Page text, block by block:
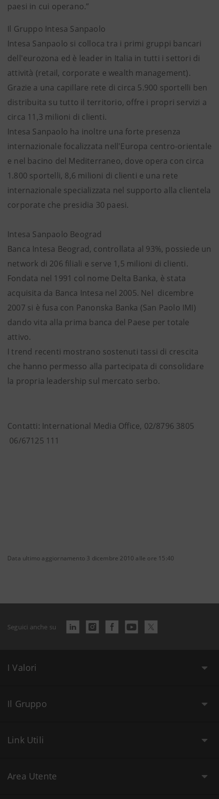
paesi in cui operano.”
Il Gruppo Intesa Sanpaolo
Intesa Sanpaolo si colloca tra i primi gruppi bancari
dell'eurozona ed è leader in Italia in tutti i settori di
attività (retail, corporate e wealth management).
Grazie a una capillare rete di circa 5.900 sportelli ben
distribuita su tutto il territorio, offre i propri servizi a
circa 11,3 milioni di clienti.
Intesa Sanpaolo ha inoltre una forte presenza
internazionale focalizzata nell'Europa centro-orientale
e nel bacino del Mediterraneo, dove opera con circa
1.800 sportelli, 8,6 milioni di clienti e una rete
internazionale specializzata nel supporto alla clientela
corporate che presidia 30 paesi.
Intesa Sanpaolo Beograd
Banca Intesa Beograd, controllata al 93%, possiede un
network di 206 filiali e serve 1,5 milioni di clienti.
Fondata nel 1991 col nome Delta Banka, è stata
acquisita da Banca Intesa nel 2005. Nel dicembre
2007 si è fusa con Panonska Banka (San Paolo IMI)
dando vita alla prima banca del Paese per totale
attivo.
I trend recenti mostrano sostenuti tassi di crescita
che hanno permesso alla partecipata di consolidare
la propria leadership sul mercato serbo.
Contatti: International Media Office, 02/8796 3805
06/67125 111
Data ultimo aggiornamento 3 dicembre 2010 alle ore 15:40
Seguici anche su
I Valori
Il Gruppo
Link Utili
Area Utente